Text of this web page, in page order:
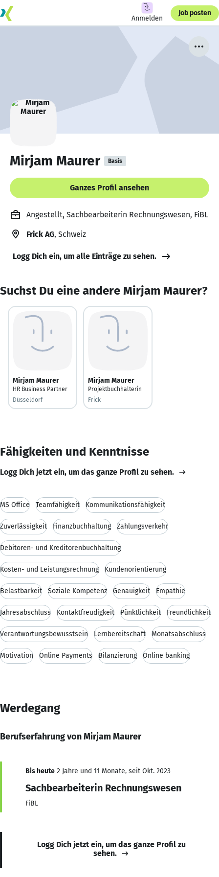
Anmelden
Job posten
Mirjam Maurer Basis
Ganzes Profil ansehen
Angestellt, Sachbearbeiterin Rechnungswesen, FiBL
Frick AG, Schweiz
Logg Dich ein, um alle Einträge zu sehen.
Suchst Du eine andere Mirjam Maurer?
Mirjam Maurer
HR Business Partner
Düsseldorf
Mirjam Maurer
Projektbuchhalterin
Frick
Fähigkeiten und Kenntnisse
Logg Dich jetzt ein, um das ganze Profil zu sehen.
MS Office Teamfähigkeit Kommunikationsfähigkeit
Zuverlässigkeit Finanzbuchhaltung Zahlungsverkehr
Debitoren- und Kreditorenbuchhaltung
Kosten- und Leistungsrechnung Kundenorientierung
Belastbarkeit Soziale Kompetenz Genauigkeit Empathie
Jahresabschluss Kontaktfreudigkeit Pünktlichkeit Freundlichkeit
Verantwortungsbewusstsein Lernbereitschaft Monatsabschluss
Motivation Online Payments Bilanzierung Online banking
Werdegang
Berufserfahrung von Mirjam Maurer
Bis heute 2 Jahre und 11 Monate, seit Okt. 2023
Sachbearbeiterin Rechnungswesen
FiBL
Logg Dich jetzt ein, um das ganze Profil zu
sehen.